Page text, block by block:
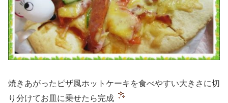
焼きあがったピザ風ホットケーキを食べやすい大きさに切
り分けてお皿に乗せたら完成